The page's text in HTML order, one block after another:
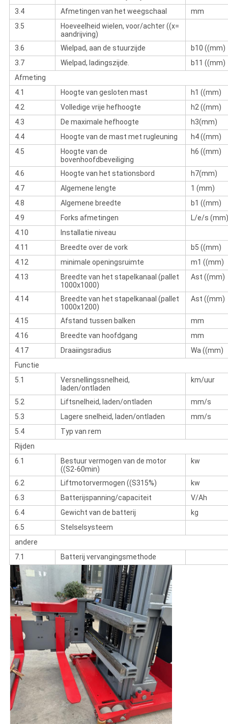
3.4
Afmetingen van het weegschaal
mm
3.5
Hoeveelheid wielen, voor/achter ((x=
aandrijving)
3.6
Wielpad, aan de stuurzijde
b10 ((mm)
3.7
Wielpad, ladingszijde.
b11 ((mm)
Afmeting
4.1
Hoogte van gesloten mast
h1 ((mm)
4.2
Volledige vrije hefhoogte
h2 ((mm)
4.3
De maximale hefhoogte
h3(mm)
4.4
Hoogte van de mast met rugleuning
h4 ((mm)
4.5
Hoogte van de
bovenhoofdbeveiliging
h6 ((mm)
4.6 Hoogte van het stationsbord
h7(mm)
4.7
Algemene lengte
1 (mm)
4.8
Algemene breedte
b1 ((mm)
4.9
Forks afmetingen
L/e/s (mm)
4.10
Installatie niveau
4.11
Breedte over de vork
b5 ((mm)
4.12
minimale openingsruimte
m1 ((mm)
4.13
Breedte van het stapelkanaal (pallet
1000x1000)
Ast ((mm)
4.14
Breedte van het stapelkanaal (pallet
1000x1200)
Ast ((mm)
4.15 Afstand tussen balken
mm
4.16
Breedte van hoofdgang
mm
4.17
Draaiingsradius
Wa ((mm)
Functie
5.1
Versnellingssnelheid,
laden/ontladen
km/uur
5.2 Liftsnelheid, laden/ontladen
mm/s
5.3
Lagere snelheid, laden/ontladen
mm/s
5.4
Typ van rem
Rijden
6.1
Bestuur vermogen van de motor
((S2-60min)
kw
6.2 Liftmotorvermogen ((S315%)
kw
6.3
Batterijspanning/capaciteit
V/Ah
6.4
Gewicht van de batterij
kg
6.5
Stelselsysteem
andere
7.1
Batterij vervangingsmethode